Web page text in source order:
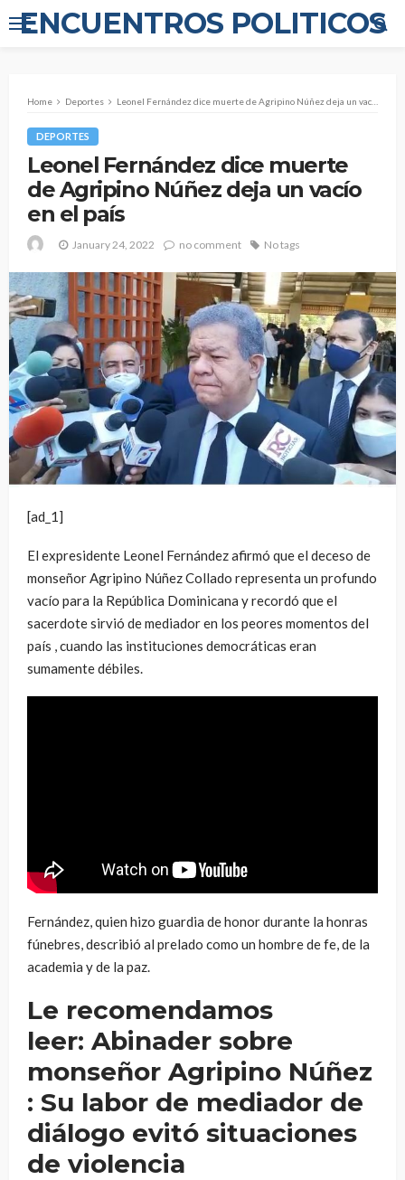
ENCUENTROS POLITICOS
Home Deportes Leonel Fernández dice muerte de Agripino Núñez deja un vacío en el país
DEPORTES
Leonel Fernández dice muerte
de Agripino Núñez deja un vacío
en el país
January 24, 2022 no comment No tags
[ad_1]
El expresidente Leonel Fernández afirmó que el deceso de
monseñor Agripino Núñez Collado representa un profundo
vacío para la República Dominicana y recordó que el
sacerdote sirvió de mediador en los peores momentos del
país , cuando las instituciones democráticas eran
sumamente débiles.
Fernández, quien hizo guardia de honor durante la honras
fúnebres, describió al prelado como un hombre de fe, de la
academia y de la paz.
Le recomendamos
leer: Abinader sobre
monseñor Agripino Núñez
: Su labor de mediador de
diálogo evitó situaciones
de violencia